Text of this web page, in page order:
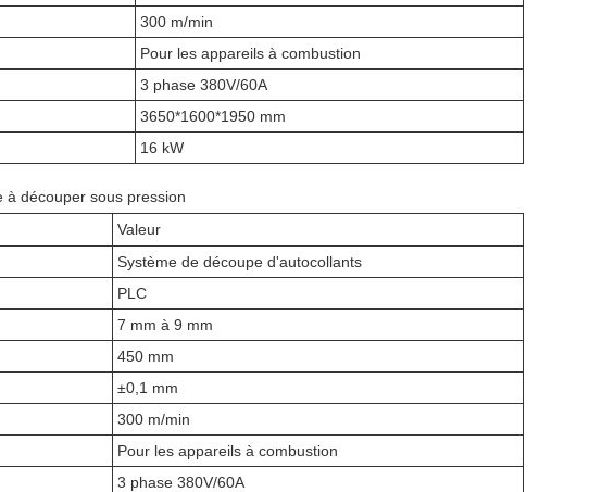
300 m/min
Pour les appareils à combustion
3 phase 380V/60A
3650*1600*1950 mm
16 kW
à découper sous pression
Valeur
Système de découpe d'autocollants
PLC
7 mm à 9 mm
450 mm
±0,1 mm
300 m/min
Pour les appareils à combustion
3 phase 380V/60A